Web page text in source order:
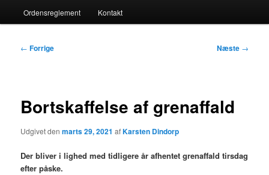
Ordensreglement Kontakt
Indlægsnavigation
← Forrige Næste →
Bortskaffelse af grenaffald
Udgivet denmarts 29, 2021 afKarsten Dindorp
Der bliver i lighed med tidligere år afhentet grenaffald tirsdag
efter påske.